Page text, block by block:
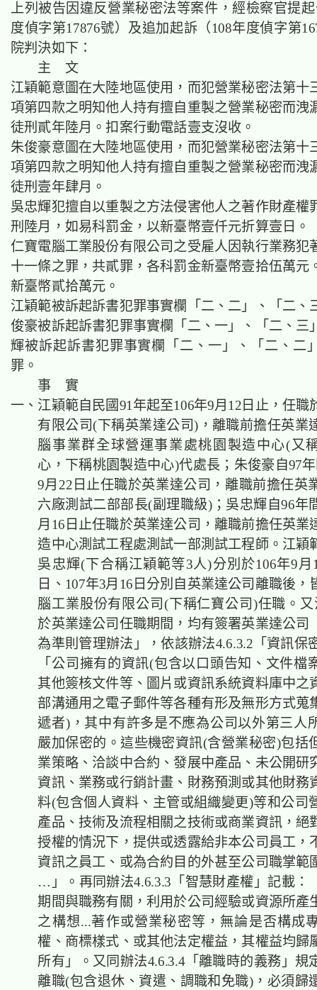
上列被告因違反營業秘密法等案件，經檢察官提
度偵字第17876號）及追加起訴（108年度偵字第
院判決如下：
主 文
江穎範意圖在大陸地區使用，而犯營業秘密法第十
項第四款之明知他人持有擅自重製之營業秘密而洩
徒刑貳年陸月。扣案行動電話壹支沒收。
朱俊豪意圖在大陸地區使用，而犯營業秘密法第十
項第四款之明知他人持有擅自重製之營業秘密而洩
徒刑壹年肆月。
吳忠輝犯擅自以重製之方法侵害他人之著作財產權
刑陸月，如易科罰金，以新臺幣壹仟元折算壹日。
仁寶電腦工業股份有限公司之受雇人因執行業務犯
十一條之罪，共貳罪，各科罰金新臺幣壹拾伍萬元
新臺幣貳拾萬元。
江穎範被訴起訴書犯罪事實欄「二、二」、「二、
俊豪被訴起訴書犯罪事實欄「二、一」、「二、三
輝被訴起訴書犯罪事實欄「二、一」、「二、二
罪。
事 實
一、江穎範自民國91年起至106年9月12日止，任職
有限公司(下稱英業達公司)，離職前擔任英業
腦事業群全球營運事業處桃園製造中心(又
心，下稱桃園製造中心)代處長；朱俊豪自97
9月22日止任職於英業達公司，離職前擔任英
六廠測試二部部長(副理職級)；吳忠輝自96年
月16日止任職於英業達公司，離職前擔任英業
造中心測試工程處測試一部測試工程師。江穎
吳忠輝(下合稱江穎範等3人)分別於106年9月
日、107年3月16日分別自英業達公司離職後，
腦工業股份有限公司(下稱仁寶公司)任職。
於英業達公司任職期間，均有簽署英業達公司
為準則管理辦法」，依該辦法4.6.3.2「資訊保
「公司擁有的資訊(包含以口頭告知、文件檔
其他簽核文件等、圖片或資訊系統資料庫中之
部溝通用之電子郵件等各種有形及無形方式蒐
遞者)，其中有許多是不應為公司以外第三人
嚴加保密的。這些機密資訊(含營業秘密)包括
業策略、洽談中合約、發展中產品、未公開研
資訊、業務或行銷計畫、財務預測或其他財務
料(包含個人資料、主管或組織變更)等和公司
產品、技術及流程相關之技術或商業資訊，絕
授權的情況下，提供或透露給非本公司員工，
資訊之員工、或為合約目的外甚至公司職掌範
…」。再同辦法4.6.3.3「智慧財產權」記載：
期間與職務有關，利用於公司經驗或資源所產
之構想...著作或營業秘密等，無論是否構成
權、商標樣式、或其他法定權益，其權益均歸
所有」。又同辦法4.6.3.4「離職時的義務」規
離職(包含退休、資遣、調職和免職)，必須歸